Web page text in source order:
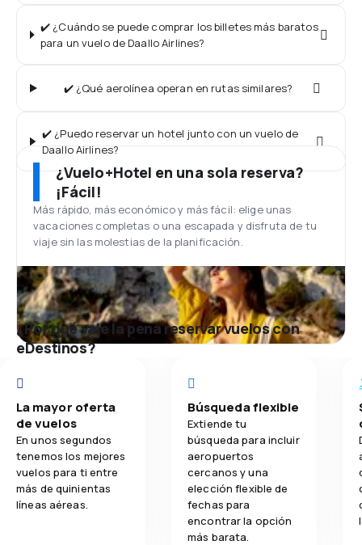
✔️ ¿Cuándo se puede comprar los billetes más baratos
para un vuelo de Daallo Airlines?
✔️ ¿Qué aerolínea operan en rutas similares?
✔️ ¿Puedo reservar un hotel junto con un vuelo de
Daallo Airlines?
¿Vuelo+Hotel en una sola reserva?
¡Fácil!
Más rápido, más económico y más fácil: elige unas
vacaciones completas o una escapada y disfruta de tu
viaje sin las molestias de la planificación.
¿Por qué vale la pena reservar vuelos con
eDestinos?
La mayor oferta
de vuelos
En unos segundos
tenemos los mejores
vuelos para ti entre
más de quinientas
líneas aéreas.
Búsqueda flexible
Extiende tu
búsqueda para incluir
aeropuertos
cercanos y una
elección flexible de
fechas para
encontrar la opción
más barata.